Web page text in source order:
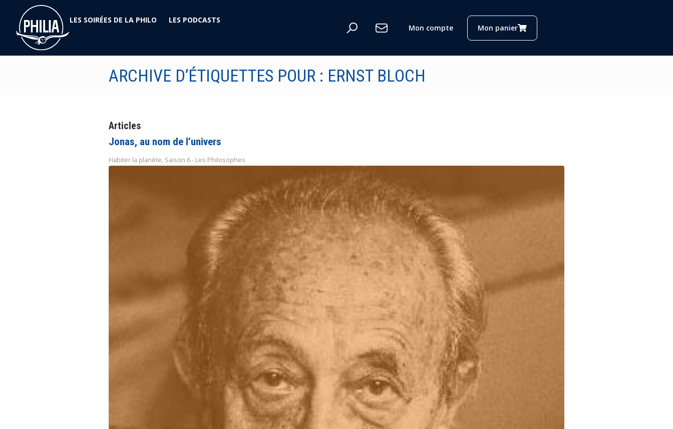
LES SOIRÉES DE LA PHILO
LES PODCASTS
Mon compte
Mon panier
ARCHIVE D’ÉTIQUETTES POUR : ERNST BLOCH
Articles
Jonas, au nom de l’univers
Habiter la planète, Saison 6 - Les Philosophes